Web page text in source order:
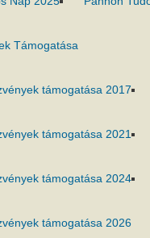
Támogatása
támogatása 2017
támogatása 2021
támogatása 2024
támogatása 2026